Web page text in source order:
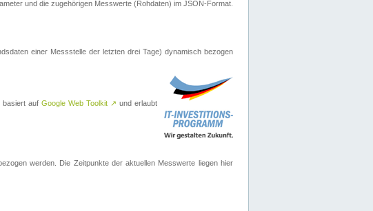
und die zugehörigen Messwerte (Rohdaten) im JSON-Format.
einer Messstelle der letzten drei Tage) dynamisch bezogen
basiert auf Google Web Toolkit ↗ und erlaubt
werden. Die Zeitpunkte der aktuellen Messwerte liegen hier